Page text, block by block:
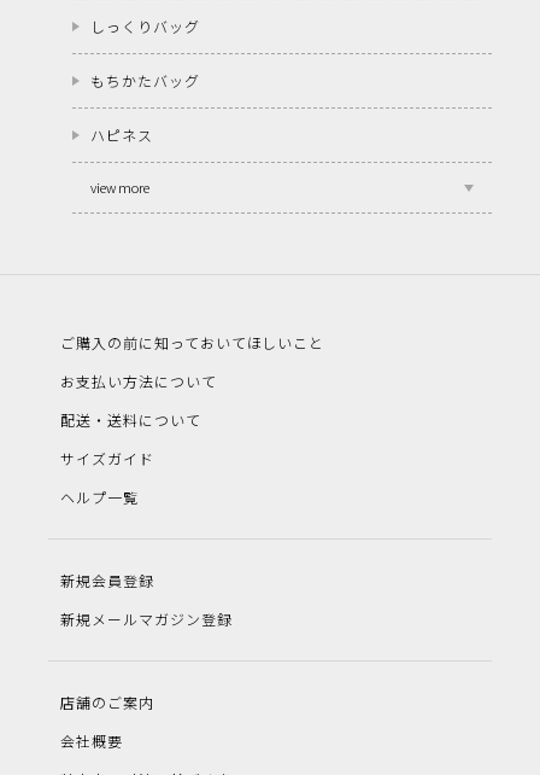
しっくりバッグ
もちかたバッグ
ハピネス
view more
ご購入の前に知っておいてほしいこと
お支払い方法について
配送・送料について
サイズガイド
ヘルプ一覧
新規会員登録
新規メールマガジン登録
店舗のご案内
会社概要